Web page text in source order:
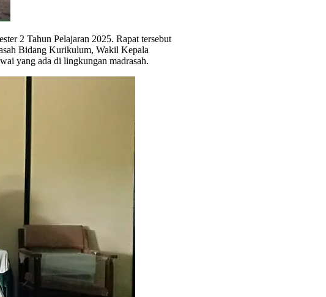
2 Tahun Pelajaran 2025. Rapat tersebut
Bidang Kurikulum, Wakil Kepala
yang ada di lingkungan madrasah.